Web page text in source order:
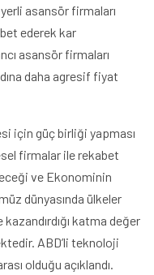
asansör firmaları
ederek kar
asansör firmaları
daha agresif fiyat
için güç birliği yapması
firmalar ile rekabet
ve Ekonominin
dünyasında ülkeler
katma değer
ABD’li teknoloji
olduğu açıklandı.